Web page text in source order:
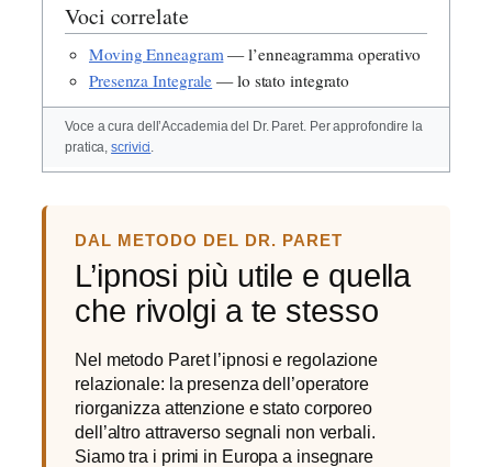
Voci correlate
Moving Enneagram— l’enneagramma operativo
Presenza Integrale — lo stato integrato
Voce a cura dell’Accademia del Dr. Paret. Per approfondire la
pratica,scrivici.
DAL METODO DEL DR. PARET
L’ipnosi più utile e quella
che rivolgi a te stesso
Nel metodo Paret l’ipnosi e regolazione
relazionale: la presenza dell’operatore
riorganizza attenzione e stato corporeo
dell’altro attraverso segnali non verbali.
Siamo tra i primi in Europa a insegnare